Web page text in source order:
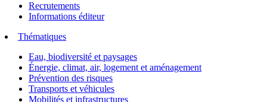
Recrutements
Informations éditeur
Thématiques
Eau, biodiversité et paysages
Énergie, climat, air, logement et aménagement
Prévention des risques
Transports et véhicules
Mobilités et infrastructures